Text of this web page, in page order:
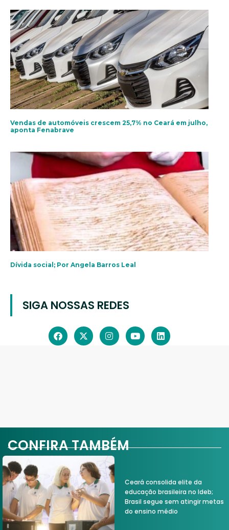
Vendas de automóveis crescem 25,7% no Ceará em julho,
aponta Fenabrave
Dívida social; Por Angela Barros Leal
SIGA NOSSAS REDES
CONFIRA TAMBÉM
Ceará consolida elite da
educação brasileira no Ideb;
Brasil segue sem atingir metas
do ensino médio